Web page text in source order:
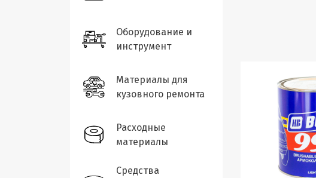
Оборудование и
инструмент
Материалы для
кузовного ремонта
Расходные
материалы
Средства